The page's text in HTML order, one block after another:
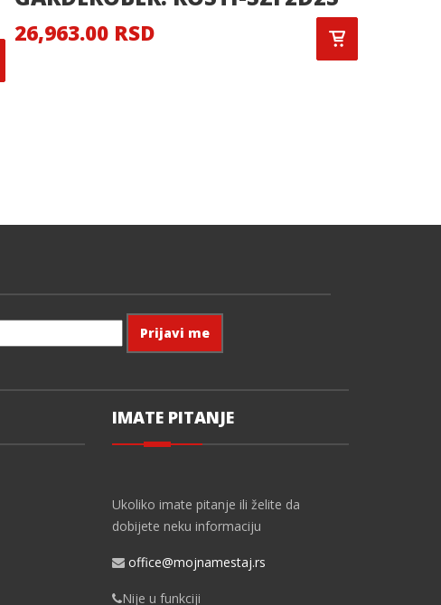
26,963.00 RSD
IMATE PITANJE
Ukoliko imate pitanje ili želite da
dobijete neku informaciju
office@mojnamestaj.rs
Nije u funkciji